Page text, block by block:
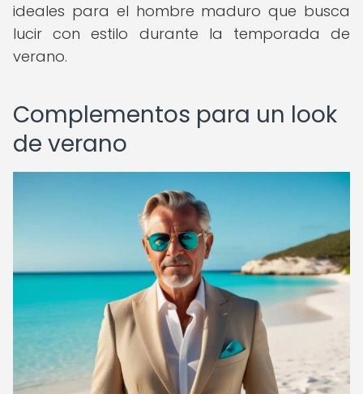
ideales para el hombre maduro que busca
lucir con estilo durante la temporada de
verano.
Complementos para un look
de verano